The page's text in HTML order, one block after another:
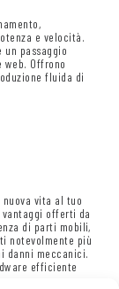
e velocità.
un passaggio
Offrono
fluida di
nuova vita al tuo
offerti da
di parti mobili,
notevolmente più
danni meccanici.
efficiente